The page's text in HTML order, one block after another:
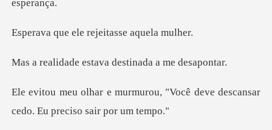
le rejeitasse
estava destinada
u, "Você deve descansar
cedo.